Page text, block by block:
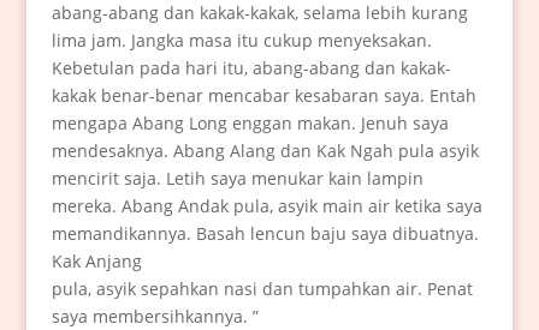
abang-abang dan kakak-kakak, selama lebih kurang
lima jam. Jangka masa itu cukup menyeksakan.
Kebetulan pada hari itu, abang-abang dan kakak-
kakak benar-benar mencabar kesabaran saya. Entah
mengapa Abang Long enggan makan. Jenuh saya
mendesaknya. Abang Alang dan Kak Ngah pula asyik
mencirit saja. Letih saya menukar kain lampin
mereka. Abang Andak pula, asyik main air ketika saya
memandikannya. Basah lencun baju saya dibuatnya.
Kak Anjang
pula, asyik sepahkan nasi dan tumpahkan air. Penat
saya membersihkannya. ”